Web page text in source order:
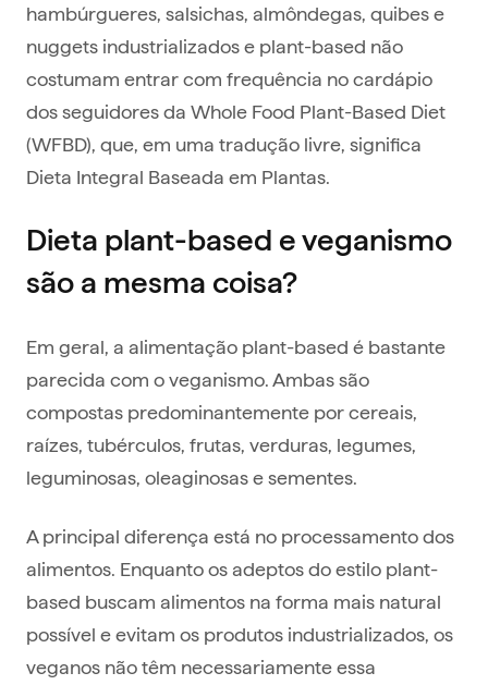
hambúrgueres, salsichas, almôndegas, quibes e
nuggets industrializados e plant-based não
costumam entrar com frequência no cardápio
dos seguidores da Whole Food Plant-Based Diet
(WFBD), que, em uma tradução livre, significa
Dieta Integral Baseada em Plantas.
Dieta plant-based e veganismo
são a mesma coisa?
Em geral, a alimentação plant-based é bastante
parecida com o veganismo. Ambas são
compostas predominantemente por cereais,
raízes, tubérculos, frutas, verduras, legumes,
leguminosas, oleaginosas e sementes.
A principal diferença está no processamento dos
alimentos. Enquanto os adeptos do estilo plant-
based buscam alimentos na forma mais natural
possível e evitam os produtos industrializados, os
veganos não têm necessariamente essa